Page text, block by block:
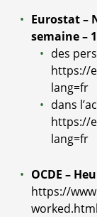
Eurostat –
semaine –
des
https://
lang=fr
dans
https://
lang=fr
OCDE –
https://
worked.html